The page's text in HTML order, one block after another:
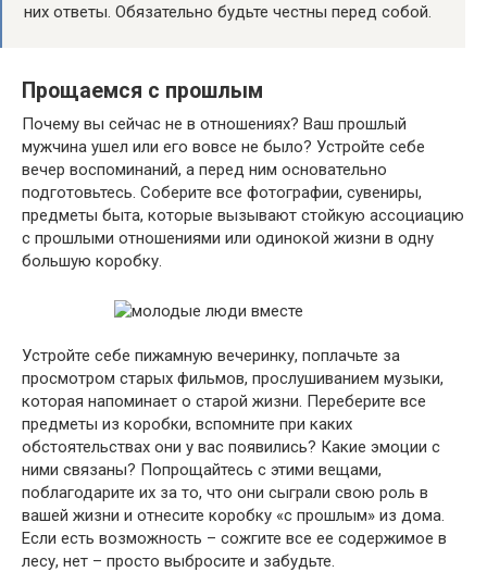
них ответы. Обязательно будьте честны перед собой.
Прощаемся с прошлым
Почему вы сейчас не в отношениях? Ваш прошлый
мужчина ушел или его вовсе не было? Устройте себе
вечер воспоминаний, а перед ним основательно
подготовьтесь. Соберите все фотографии, сувениры,
предметы быта, которые вызывают стойкую ассоциацию
с прошлыми отношениями или одинокой жизни в одну
большую коробку.
Устройте себе пижамную вечеринку, поплачьте за
просмотром старых фильмов, прослушиванием музыки,
которая напоминает о старой жизни. Переберите все
предметы из коробки, вспомните при каких
обстоятельствах они у вас появились? Какие эмоции с
ними связаны? Попрощайтесь с этими вещами,
поблагодарите их за то, что они сыграли свою роль в
вашей жизни и отнесите коробку «с прошлым» из дома.
Если есть возможность – сожгите все ее содержимое в
лесу, нет – просто выбросите и забудьте.